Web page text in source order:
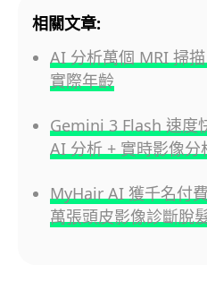
相關文章:
AI 分析萬個 MRI 掃
實際年齡
Gemini 3 Flash 速度
AI 分析 + 實時影像分
MyHair AI 獲千名付
萬張頭皮影像診斷脫